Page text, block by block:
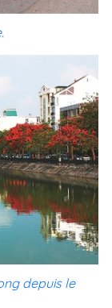
depuis le